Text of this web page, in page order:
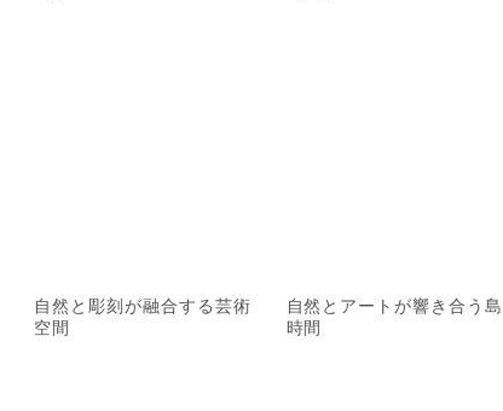
自然と彫刻が融合する芸術
空間
自然とアートが響き合う島
時間